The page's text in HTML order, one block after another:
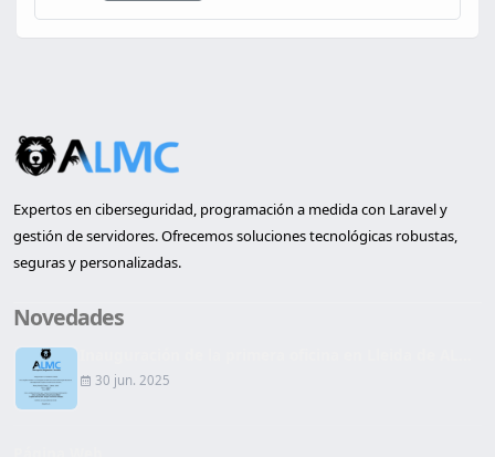
Expertos en ciberseguridad, programación a medida con Laravel y
gestión de servidores. Ofrecemos soluciones tecnológicas robustas,
seguras y personalizadas.
Novedades
30 jun. 2025